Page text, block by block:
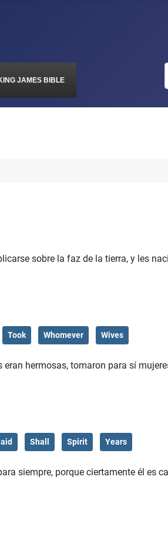
JAMES BIBLE
sobre la faz de la tierra, y les
Took Whomever Wives
hermosas, tomaron para sí
Shall Spirit Years
siempre, porque ciertamente él es